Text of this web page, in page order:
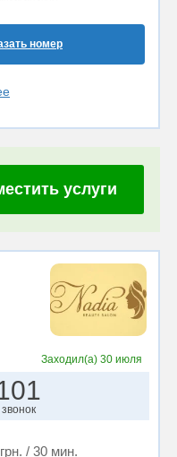
номер
услуги
Заходил(а)30 июля
звонок
/ 30 мин.